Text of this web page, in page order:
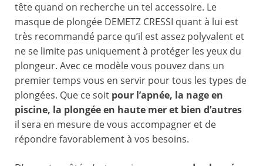
tête quand on recherche un tel accessoire. Le
masque de plongée DEMETZ CRESSI quant à lui est
très recommandé parce qu’il est assez polyvalent et
ne se limite pas uniquement à protéger les yeux du
plongeur. Avec ce modèle vous pouvez dans un
premier temps vous en servir pour tous les types de
plongées. Que ce soit pour l’apnée, la nage en
piscine, la plongée en haute mer et bien d’autres
il sera en mesure de vous accompagner et de
répondre favorablement à vos besoins.